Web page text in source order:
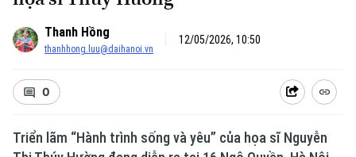
Thanh Hồng
thanhhong.luu@daihanoi.vn
12/05/2026, 10:50
0
Triển lãm “Hành trình sống và yêu” của họa sĩ Nguyễn